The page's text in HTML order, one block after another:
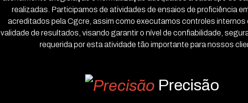
realizadas. Participamos de atividades de ensaios de proficiência
acreditados pela Cgcre, assim como executamos controles internos
validade de resultados, visando garantir o nível de confiabilidade,
requerida por esta atividade tão importante para nossos
Precisão